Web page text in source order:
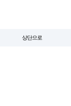
상단으로